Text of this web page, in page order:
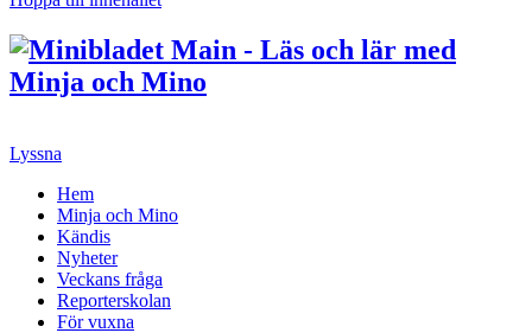
Lyssna
Hem
Minja och Mino
Kändis
Nyheter
Veckans fråga
Reporterskolan
För vuxna